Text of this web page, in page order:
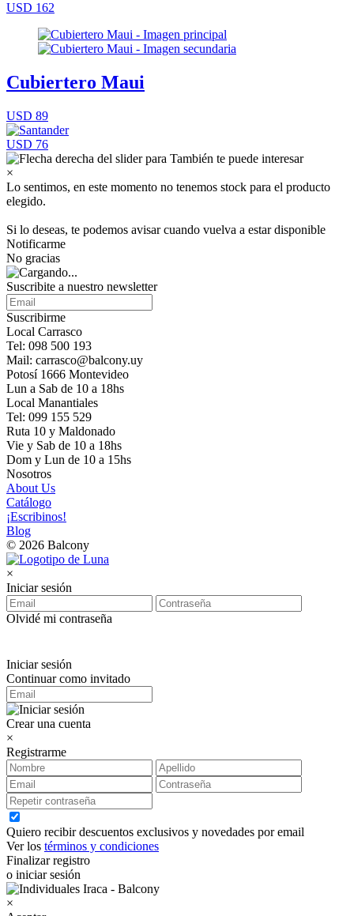
USD 162
Cubiertero Maui
USD 89
USD 76
×
Lo sentimos, en este momento no tenemos stock para el producto
elegido.
Si lo deseas, te podemos avisar cuando vuelva a estar disponible
Notificarme
No gracias
Suscribite a nuestro newsletter
Suscribirme
Local Carrasco
Tel: 098 500 193
Mail: carrasco@balcony.uy
Potosí 1666 Montevideo
Lun a Sab de 10 a 18hs
Local Manantiales
Tel: 099 155 529
Ruta 10 y Maldonado
Vie y Sab de 10 a 18hs
Dom y Lun de 10 a 15hs
Nosotros
About Us
Catálogo
¡Escribinos!
Blog
© 2026 Balcony
×
Iniciar sesión
Olvidé mi contraseña
Iniciar sesión
Continuar como invitado
Crear una cuenta
×
Registrarme
Quiero recibir descuentos exclusivos y novedades por email
Ver los términos y condiciones
Finalizar registro
o iniciar sesión
×